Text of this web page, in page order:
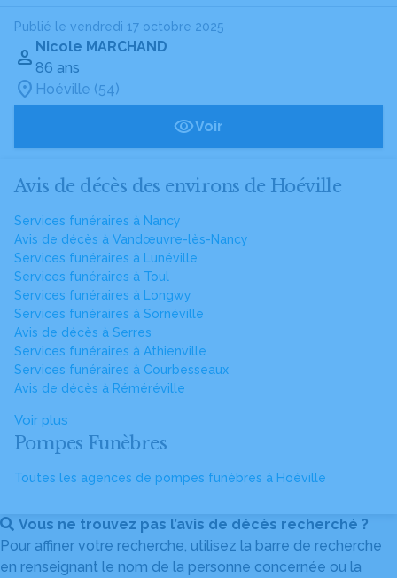
Publié le vendredi 17 octobre 2025
Nicole MARCHAND
86 ans
Hoéville (54)
Voir
Avis de décès des environs de Hoéville
Services funéraires à Nancy
Avis de décès à Vandœuvre-lès-Nancy
Services funéraires à Lunéville
Services funéraires à Toul
Services funéraires à Longwy
Services funéraires à Sornéville
Avis de décès à Serres
Services funéraires à Athienville
Services funéraires à Courbesseaux
Avis de décès à Réméréville
Voir plus
Pompes Funèbres
Toutes les agences de pompes funèbres à Hoéville
Vous ne trouvez pas l’avis de décès recherché ?
Pour affiner votre recherche, utilisez la barre de recherche
en renseignant le nom de la personne concernée ou la